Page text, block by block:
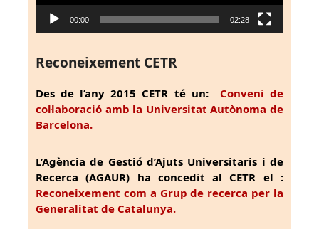
00:00 02:28
Reconeixement CETR
Des de l’any 2015 CETR té un: Conveni de
col·laboració amb la Universitat Autònoma de
Barcelona.
L’Agència de Gestió d’Ajuts Universitaris i de
Recerca (AGAUR) ha concedit al CETR el :
Reconeixement com a Grup de recerca per la
Generalitat de Catalunya.